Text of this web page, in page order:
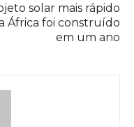
solar mais rápido
África foi construído
em um ano